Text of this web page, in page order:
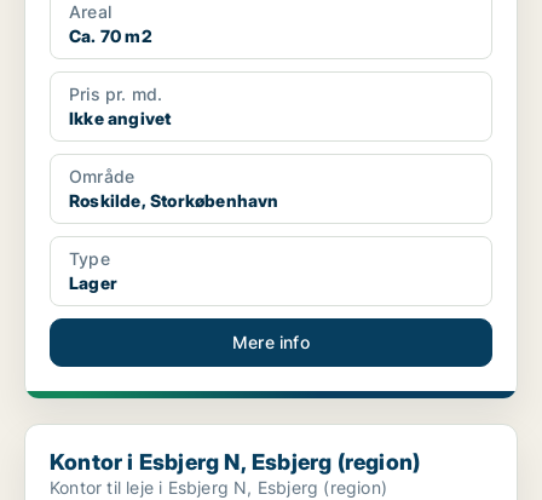
Areal
Ca. 70 m2
Pris pr. md.
Ikke angivet
Område
Roskilde, Storkøbenhavn
Type
Lager
Mere info
Kontor i Esbjerg N, Esbjerg (region)
Kontor i Esbjerg N, Esbjerg (region)
Kontor til leje i Esbjerg N, Esbjerg (region)